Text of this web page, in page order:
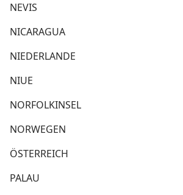
NEVIS
NICARAGUA
NIEDERLANDE
NIUE
NORFOLKINSEL
NORWEGEN
ÖSTERREICH
PALAU